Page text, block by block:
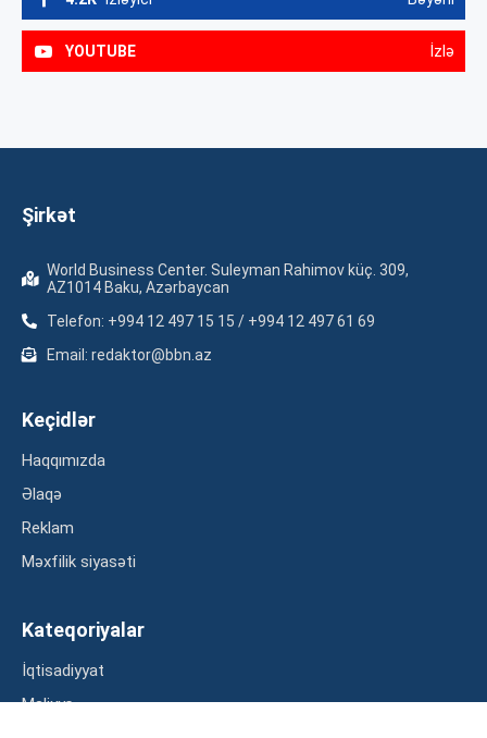
YOUTUBE İzlə
Şirkət
World Business Center. Suleyman Rahimov küç. 309,
AZ1014 Baku, Azərbaycan
Telefon: +994 12 497 15 15 / +994 12 497 61 69
Email: redaktor@bbn.az
Keçidlər
Haqqımızda
Əlaqə
Reklam
Məxfilik siyasəti
Kateqoriyalar
İqtisadiyyat
Maliyyə